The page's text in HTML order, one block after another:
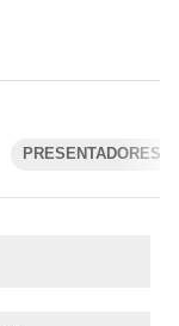
PRESENTADORES